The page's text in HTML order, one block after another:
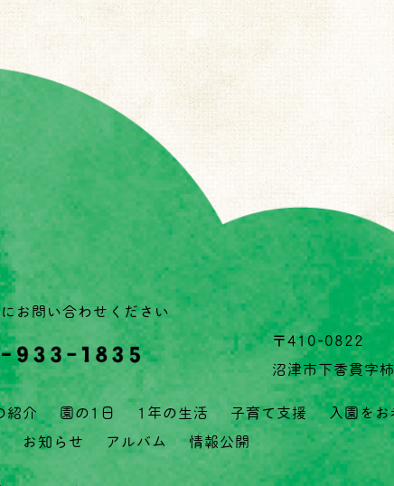
お問い合わせください
〒410-0822
沼津市下香貫字
紹介 園の1日 1年の生活 子育て支援
入園を
お知らせ アルバム 情報公開